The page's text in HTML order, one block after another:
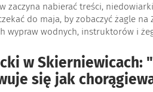
zaczyna nabierać treści,
do maja, by zobaczyć żagle
wypraw wodnych, instruktorów i
w Skierniewicach:
się jak